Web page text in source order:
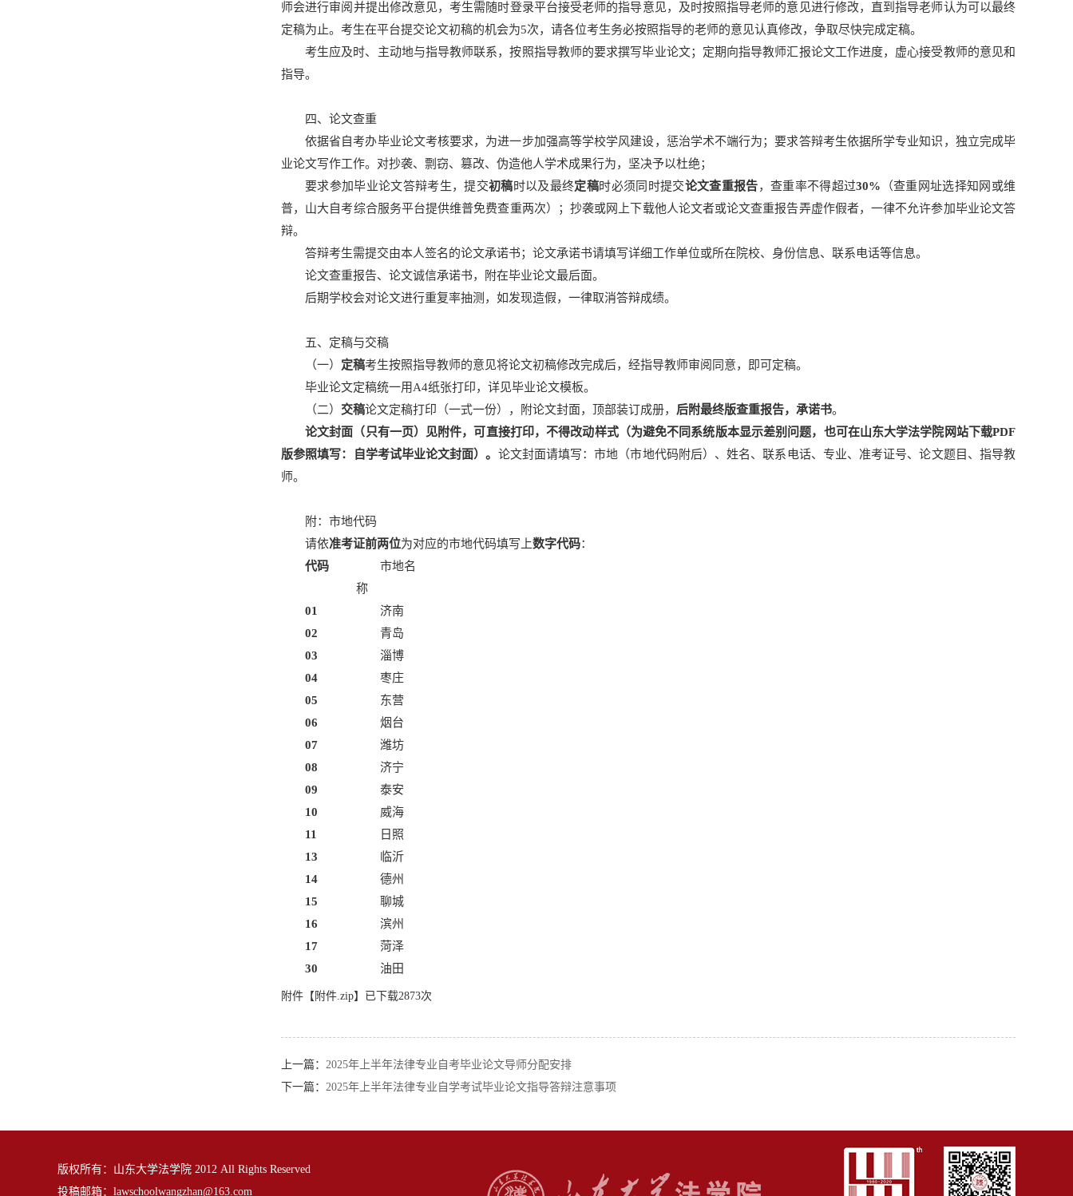
师会进行审阅并提出修改意见，考生需随时登录平台接受老师的指导意见，及时按照指导老师的意见进行修改，直到指导老师认为可以最终
定稿为止。考生在平台提交论文初稿的机会为5次，请各位考生务必按照指导的老师的意见认真修改，争取尽快完成定稿。
考生应及时、主动地与指导教师联系，按照指导教师的要求撰写毕业论文；定期向指导教师汇报论文工作进度，虚心接受教师的意见和
指导。
四、论文查重
依据省自考办毕业论文考核要求，为进一步加强高等学校学风建设，惩治学术不端行为；要求答辩考生依据所学专业知识，独立完成毕
业论文写作工作。对抄袭、剽窃、篡改、伪造他人学术成果行为，坚决予以杜绝；
要求参加毕业论文答辩考生，提交初稿时以及最终定稿时必须同时提交论文查重报告，查重率不得超过30% （查重网址选择知网或维
普，山大自考综合服务平台提供维普免费查重两次）；抄袭或网上下载他人论文者或论文查重报告弄虚作假者，一律不允许参加毕业论文答
辩。
答辩考生需提交由本人签名的论文承诺书；论文承诺书请填写详细工作单位或所在院校、身份信息、联系电话等信息。
论文查重报告、论文诚信承诺书，附在毕业论文最后面。
后期学校会对论文进行重复率抽测，如发现造假，一律取消答辩成绩。
五、定稿与交稿
（一） 定稿考生按照指导教师的意见将论文初稿修改完成后，经指导教师审阅同意，即可定稿。
毕业论文定稿统一用A4纸张打印，详见毕业论文模板。
（二） 交稿论文定稿打印（一式一份），附论文封面，顶部装订成册， 后附最终版查重报告，承诺书。
论文封面（只有一页）见附件，可直接打印，不得改动样式（为避免不同系统版本显示差别问题，也可在山东大学法学院网站下载PDF
版参照填写：
自学考试毕业论文封面）。 论文封面请填写：市地（市地代码附后）、姓名、联系电话、专业、准考证号、论文题目、指导教
师。
附：市地代码
请依准考证前两位为对应的市地代码填写上数字代码：
代码
市地名
称
01
济南
02
青岛
03
淄博
04
枣庄
05
东营
06
烟台
07
潍坊
08
济宁
09
泰安
10
威海
11
日照
13
临沂
14
德州
15
聊城
16
滨州
17
菏泽
30
油田
附件【 附件.zip】已下载2873次
上一篇： 2025年上半年法律专业自考毕业论文导师分配安排
下一篇： 2025年上半年法律专业自学考试毕业论文指导答辩注意事项
版权所有：山东大学法学院 2012 All Rights Reserved
投稿邮箱： lawschoolwangzhan@163.com